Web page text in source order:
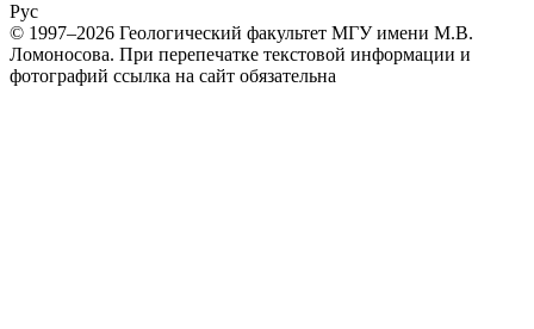
Рус
© 1997–2026 Геологический факультет МГУ имени М.В.
Ломоносова. При перепечатке текстовой информации и
фотографий ссылка на сайт обязательна